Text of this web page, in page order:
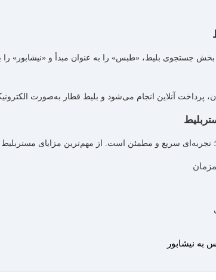
جستجوی بلیط، «طبس» را به‌ عنوان مبدأ و «نیشابور» را
پرداخت آنلاین انجام می‌شود و بلیط قطار به‌صورت
سریع و مطمئن است. از مهم‌ترین مزایای مستربلیط
به نیشابور